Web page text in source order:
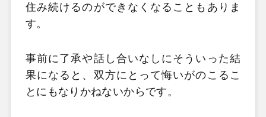
住み続けるのができなくなることもありま
す。
事前に了承や話し合いなしにそういった結
果になると、双方にとって悔いがのこるこ
とにもなりかねないからです。